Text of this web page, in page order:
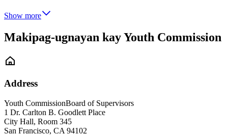
Show more
Makipag-ugnayan kay Youth Commission
Address
Youth CommissionBoard of Supervisors
1 Dr. Carlton B. Goodlett Place
City Hall, Room 345
San Francisco, CA 94102